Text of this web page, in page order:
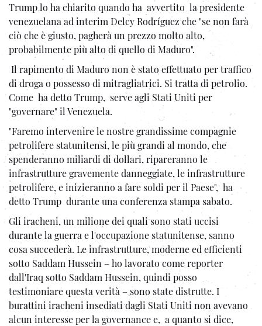
Trump lo ha chiarito quando ha avvertito la presidente
venezuelana ad interim Delcy Rodríguez che "se non farà
ciò che è giusto, pagherà un prezzo molto alto,
probabilmente più alto di quello di Maduro".
Il rapimento di Maduro non è stato effettuato per traffico
di droga o possesso di mitragliatrici. Si tratta di petrolio.
Come ha detto Trump, serve agli Stati Uniti per
"governare" il Venezuela.
"Faremo intervenire le nostre grandissime compagnie
petrolifere statunitensi, le più grandi al mondo, che
spenderanno miliardi di dollari, ripareranno le
infrastrutture gravemente danneggiate, le infrastrutture
petrolifere, e inizieranno a fare soldi per il Paese", ha
detto Trump durante una conferenza stampa sabato.
Gli iracheni, un milione dei quali sono stati uccisi
durante la guerra e l'occupazione statunitense, sanno
cosa succederà. Le infrastrutture, moderne ed efficienti
sotto Saddam Hussein – ho lavorato come reporter
dall'Iraq sotto Saddam Hussein, quindi posso
testimoniare questa verità – sono state distrutte. I
burattini iracheni insediati dagli Stati Uniti non avevano
alcun interesse per la governance e, a quanto si dice,